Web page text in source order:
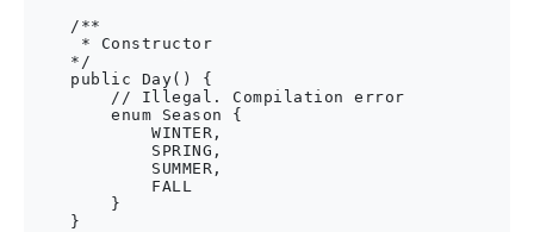
    /**
     * Constructor
    */
    public Day() {
        // Illegal. Compilation error
        enum Season {
            WINTER,
            SPRING,
            SUMMER,
            FALL
        }
    }